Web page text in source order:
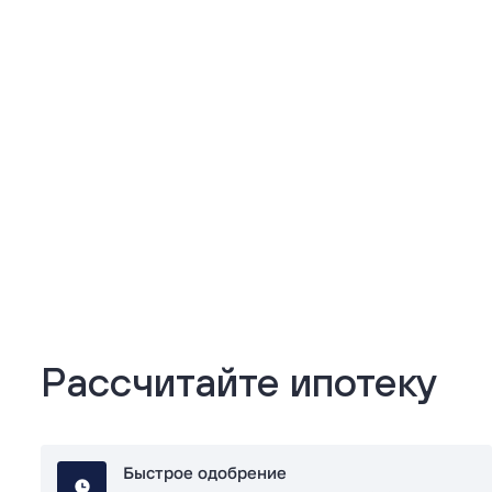
Рассчитайте ипотеку
Быстрое одобрение